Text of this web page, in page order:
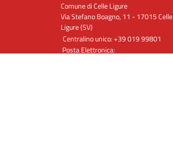
Comune di Celle Ligure
Via Stefano Boagno, 11 - 17015 Celle
Ligure (SV)
Centralino unico: +39 019 99801
Posta Elettronica: